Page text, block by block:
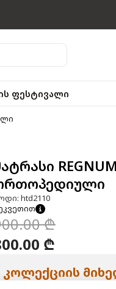
ფესტივალი
htd2110
₾
₾
კოლექციის